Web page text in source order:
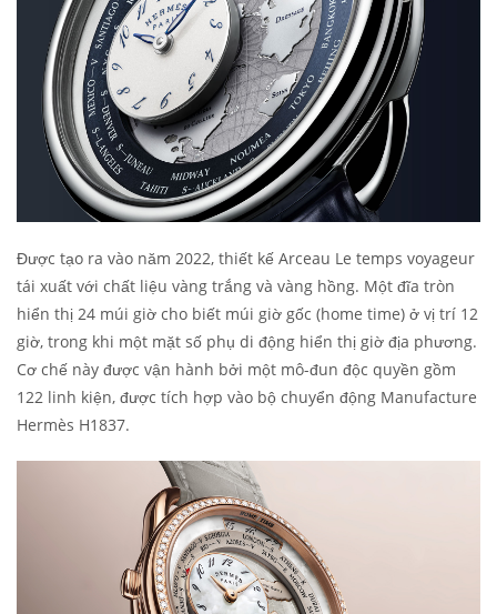
Được tạo ra vào năm 2022, thiết kế Arceau Le temps voyageur
tái xuất với chất liệu vàng trắng và vàng hồng. Một đĩa tròn
hiển thị 24 múi giờ cho biết múi giờ gốc (home time) ở vị trí 12
giờ, trong khi một mặt số phụ di động hiển thị giờ địa phương.
Cơ chế này được vận hành bởi một mô-đun độc quyền gồm
122 linh kiện, được tích hợp vào bộ chuyển động Manufacture
Hermès H1837.